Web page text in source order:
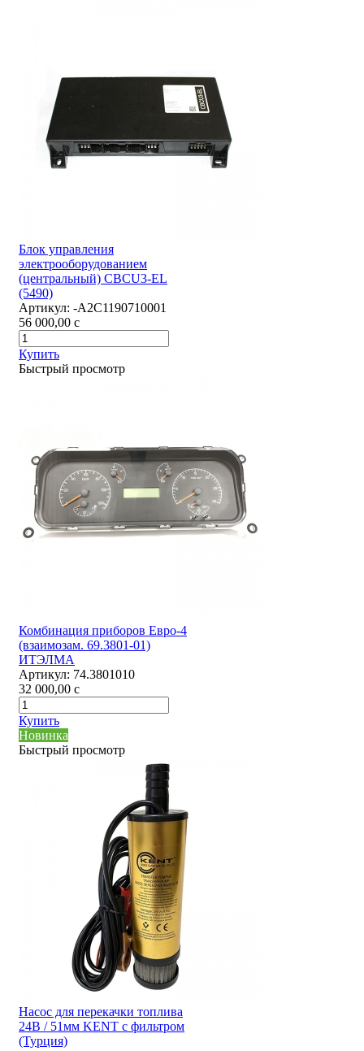
Блок управления
электрооборудованием
(центральный) CBCU3-EL
(5490)
Артикул: -А2С1190710001
56 000,00 c
Купить
Быстрый просмотр
Комбинация приборов Евро-4
(взаимозам. 69.3801-01)
ИТЭЛМА
Артикул: 74.3801010
32 000,00 c
Купить
Новинка
Быстрый просмотр
Насос для перекачки топлива
24В / 51мм KENT с фильтром
(Турция)